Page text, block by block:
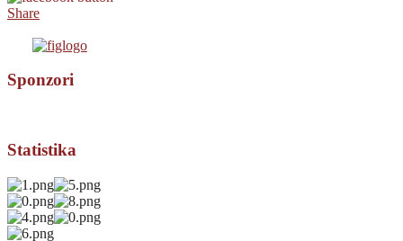
Share
Sponzori
Statistika